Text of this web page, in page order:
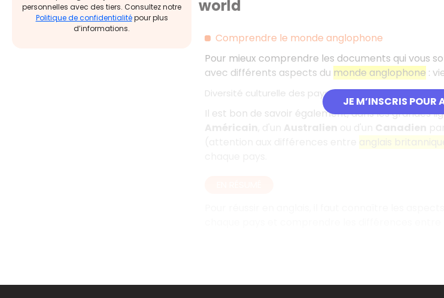
personnelles avec des tiers. Consultez notre
Politique de confidentialitépour plus
d’informations.
JE M’INSCRIS POUR
world
Comprendre le monde anglophone
Pour mieux comprendre les documents qui vous
avec différents aspects du monde anglophone :
Diversité culturelle des pays anglophones
Il est bon de savoir également, dans les grandes